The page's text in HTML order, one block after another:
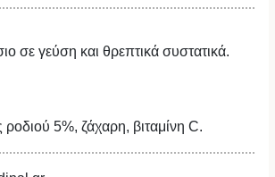
σε γεύση και θρεπτικά συστατικά.
5%, ζάχαρη, βιταμίνη C.